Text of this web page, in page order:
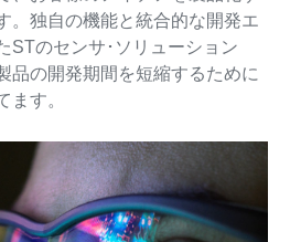
。独自の機能と統合的な開発エ
STのセンサ･ソリューション
品の開発期間を短縮するために
ます。